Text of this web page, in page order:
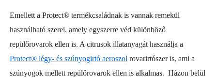
Emellett a Protect® termékcsaládnak is vannak remekül
használható szerei, amely egyszerre véd különböző
repülőrovarok ellen is. A citrusok illatanyagát használja a
Protect® légy- és szúnyogirtó aeroszol rovarirtószer is, ami a
szúnyogok mellett repülőrovarok ellen is alkalmas. Házon belül